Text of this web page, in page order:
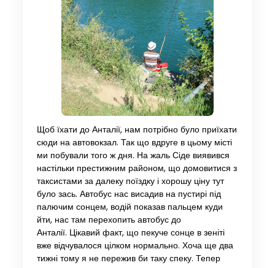
Щоб їхати до Анталії, нам потрібно було приїхати
сюди на автовокзал. Так що вдруге в цьому місті
ми побували того ж дня. На жаль Сіде виявився
настільки престижним районом, що домовитися з
таксистами за далеку поїздку і хорошу ціну тут
було зась. Автобус нас висадив на пустирі під
палючим сонцем, водій показав пальцем куди
йти, нас там перехопить автобус до
Анталії. Цікавий факт, що пекуче сонце в зеніті
вже відчувалося цілком нормально. Хоча ще два
тижні тому я не пережив би таку спеку. Тепер